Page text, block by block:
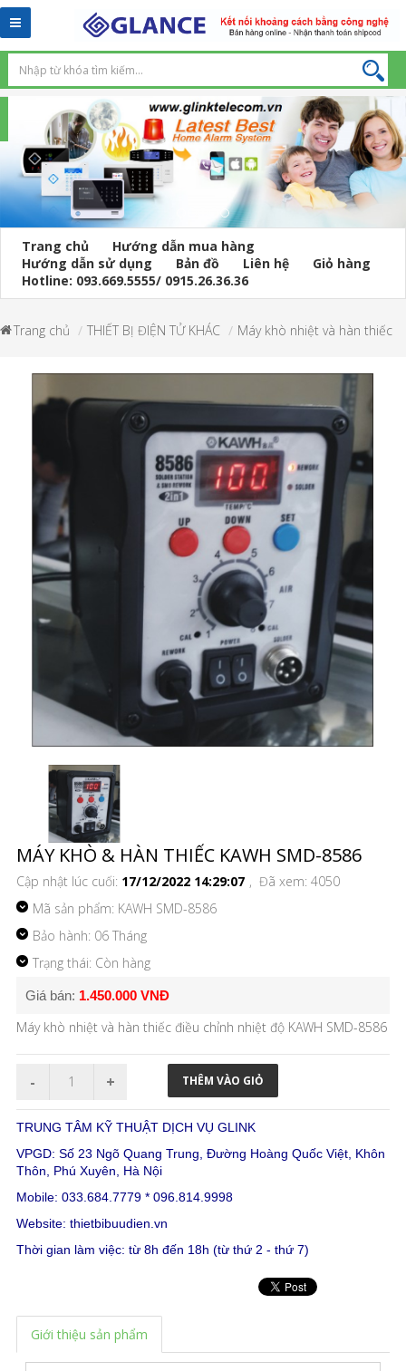
Toggle
navigation
Trang chủ
Hướng dẫn mua hàng
Hướng dẫn sử dụng
Bản đồ Liên hệ
Giỏ hàng
Hotline: 093.669.5555/ 0915.26.36.36
Trang chủ THIẾT BỊ ĐIỆN TỬ KHÁC Máy khò nhiệt và hàn thiếc
MÁY KHÒ & HÀN THIẾC KAWH SMD-8586
Cập nhật lúc cuối: 17/12/2022 14:29:07 , Đã xem: 4050
Mã sản phẩm: KAWH SMD-8586
Bảo hành: 06 Tháng
Trạng thái: Còn hàng
Giá bán: 1.450.000 VNĐ
Máy khò nhiệt và hàn thiếc điều chỉnh nhiệt độ KAWH SMD-8586
TRUNG TÂM KỸ THUẬT DỊCH VỤ GLINK
VPGD: Số 23 Ngõ Quang Trung, Đường Hoàng Quốc Việt, Khôn
Thôn, Phú Xuyên, Hà Nội
Mobile: 033.684.7779 * 096.814.9998
Website: thietbibuudien.vn
Thời gian làm việc: từ 8h đến 18h (từ thứ 2 - thứ 7)
Giới thiệu sản phẩm